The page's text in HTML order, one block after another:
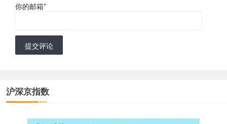
你的邮箱*
提交评论
沪深京指数